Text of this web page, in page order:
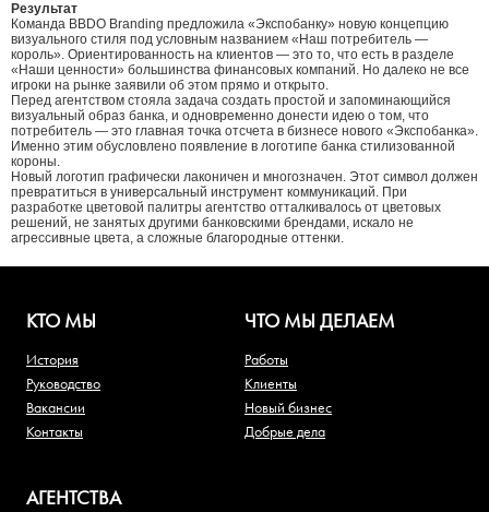
Результат
Команда BBDO Branding предложила «Экспобанку» новую концепцию
визуального стиля под условным названием «Наш потребитель —
король». Ориентированность на клиентов — это то, что есть в разделе
«Наши ценности» большинства финансовых компаний. Но далеко не все
игроки на рынке заявили об этом прямо и открыто.
Перед агентством стояла задача создать простой и запоминающийся
визуальный образ банка, и одновременно донести идею о том, что
потребитель — это главная точка отсчета в бизнесе нового «Экспобанка».
Именно этим обусловлено появление в логотипе банка стилизованной
короны.
Новый логотип графически лаконичен и многозначен. Этот символ должен
превратиться в универсальный инструмент коммуникаций. При
разработке цветовой палитры агентство отталкивалось от цветовых
решений, не занятых другими банковскими брендами, искало не
агрессивные цвета, а сложные благородные оттенки.
КТО МЫ
История
Руководство
Вакансии
Контакты
ЧТО МЫ ДЕЛАЕМ
Работы
Клиенты
Новый бизнес
Добрые дела
АГЕНТСТВА